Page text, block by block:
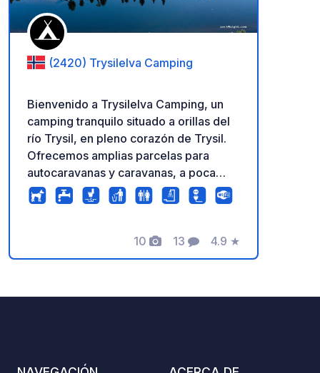
(2420) Trysilelva Camping
Bienvenido a Trysilelva Camping, un
camping tranquilo situado a orillas del
río Trysil, en pleno corazón de Trysil.
Ofrecemos amplias parcelas para
autocaravanas y caravanas, a poca
distancia a pie del centro de Trysil y
rodeadas de un entorno natural
relajante con vistas al monte
Trysilfjellet y al río Trysil, todo ello
construcción, un edificio de servicios,
10
Fotos
13
Comentarios
4.9
Calificación
★